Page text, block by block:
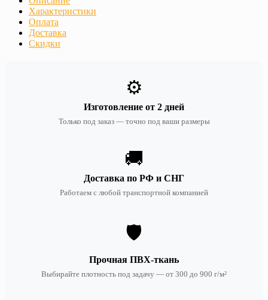
Характеристики
Оплата
Доставка
Скидки
⚙️
Изготовление от 2 дней
Только под заказ — точно под ваши размеры
🚚
Доставка по РФ и СНГ
Работаем с любой транспортной компанией
🛡️
Прочная ПВХ-ткань
Выбирайте плотность под задачу — от 300 до 900 г/м²